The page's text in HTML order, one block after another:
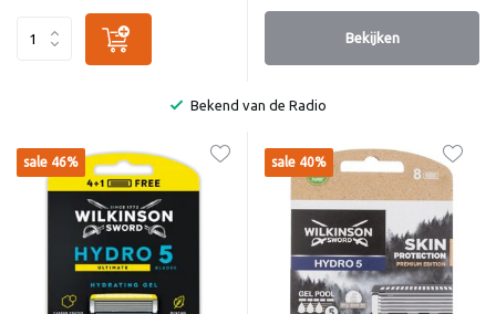
Bekijken
Bekend van de Radio
sale 46% sale 40%